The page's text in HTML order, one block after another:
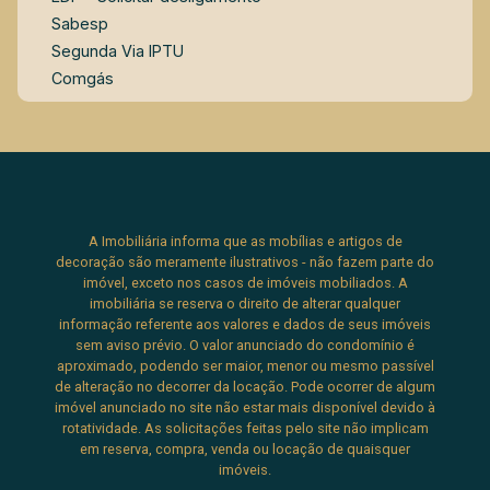
garantindo excelente mobilidade para os futuros
moradores. A proximidade com pontos de
transporte público e vias expressas facilita o
deslocamento para outros bairros e cidades
Sabesp
Segunda Via IPTU
Comgás
A Imobiliária informa que as mobílias e artigos de
decoração são meramente ilustrativos - não fazem parte do
imóvel, exceto nos casos de imóveis mobiliados. A
imobiliária se reserva o direito de alterar qualquer
informação referente aos valores e dados de seus imóveis
sem aviso prévio. O valor anunciado do condomínio é
aproximado, podendo ser maior, menor ou mesmo passível
de alteração no decorrer da locação. Pode ocorrer de algum
imóvel anunciado no site não estar mais disponível devido à
rotatividade. As solicitações feitas pelo site não implicam
em reserva, compra, venda ou locação de quaisquer
imóveis.